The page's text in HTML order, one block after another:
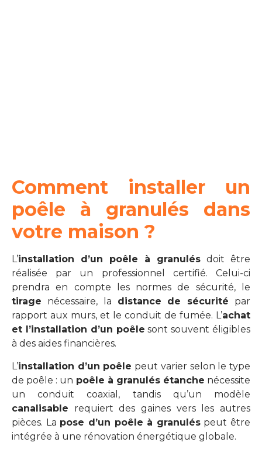
Comment installer un
poêle à granulés dans
votre maison ?
L’installation d’un poêle à granulés doit être
réalisée par un professionnel certifié. Celui-ci
prendra en compte les normes de sécurité, le
tirage nécessaire, la distance de sécurité par
rapport aux murs, et le conduit de fumée. L’achat
et l’installation d’un poêle sont souvent éligibles
à des aides financières.
L’installation d’un poêle peut varier selon le type
de poêle : un poêle à granulés étanche nécessite
un conduit coaxial, tandis qu’un modèle
canalisable requiert des gaines vers les autres
pièces. La pose d’un poêle à granuléspeut être
intégrée à une rénovation énergétique globale.